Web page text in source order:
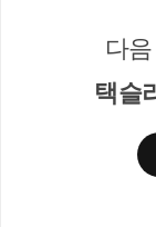
- > 부담세
다
택슬